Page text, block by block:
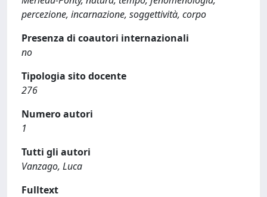
percezione, incarnazione, soggettività, corpo
Presenza di coautori internazionali
no
Tipologia sito docente
276
Numero autori
1
Tutti gli autori
Vanzago, Luca
Fulltext